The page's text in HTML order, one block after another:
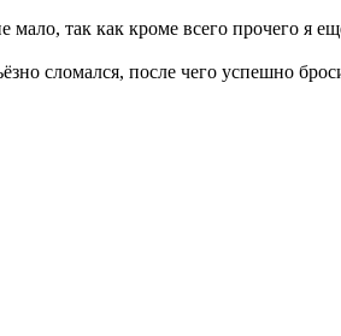
так как кроме всего прочего я
сломался, после чего успешно